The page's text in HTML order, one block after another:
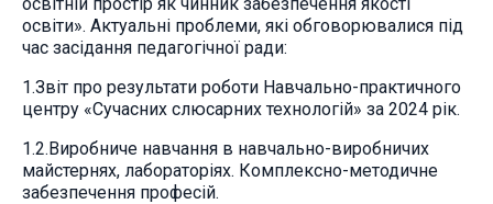
освіти». Актуальні проблеми, які обговорювалися під
час засідання педагогічної ради:
1.Звіт про результати роботи Навчально-практичного
центру «Сучасних слюсарних технологій» за 2024 рік.
1.2.Виробниче навчання в навчально-виробничих
майстернях, лабораторіях. Комплексно-методичне
забезпечення професій.